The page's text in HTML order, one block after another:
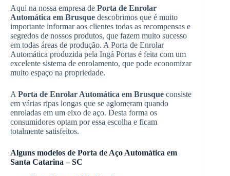
Aqui na nossa empresa de Porta de Enrolar
Automática em Brusque descobrimos que é muito
importante informar aos clientes todas as recompensas e
segredos de nossos produtos, que fazem muito sucesso
em todas áreas de produção. A Porta de Enrolar
Automática produzida pela Ingá Portas é feita com um
excelente sistema de enrolamento, que pode economizar
muito espaço na propriedade.
A Porta de Enrolar Automática em Brusque consiste
em várias ripas longas que se aglomeram quando
enroladas em um eixo de aço. Desta forma os
consumidores optam por essa escolha e ficam
totalmente satisfeitos.
Alguns modelos de Porta de Aço Automática em
Santa Catarina – SC